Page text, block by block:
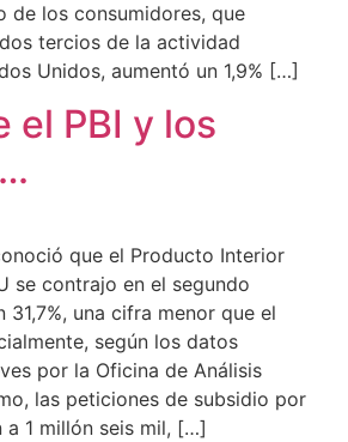
de los consumidores, que
tercios de la actividad
Unidos, aumentó un 1,9% […]
el PBI y los
que el Producto Interior
se contrajo en el segundo
una cifra menor que el
según los datos
por la Oficina de Análisis
las peticiones de subsidio por
a 1 millón seis mil, […]